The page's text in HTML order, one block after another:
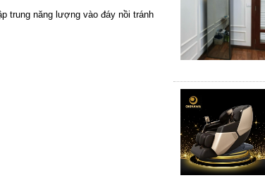
trung năng lượng vào đáy nồi tránh